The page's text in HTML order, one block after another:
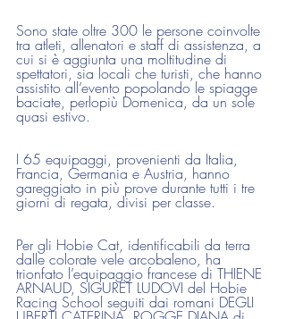
Sono state oltre 300 le persone coinvolte
tra atleti, allenatori e staff di assistenza, a
cui si è aggiunta una moltitudine di
spettatori, sia locali che turisti, che hanno
assistito all’evento popolando le spiagge
baciate, perlopiù Domenica, da un sole
quasi estivo.
I 65 equipaggi, provenienti da Italia,
Francia, Germania e Austria, hanno
gareggiato in più prove durante tutti i tre
giorni di regata, divisi per classe.
Per gli Hobie Cat, identificabili da terra
dalle colorate vele arcobaleno, ha
trionfato l’equipaggio francese di THIENE
ARNAUD, SIGURET LUDOVI del Hobie
Racing School seguiti dai romani DEGLI